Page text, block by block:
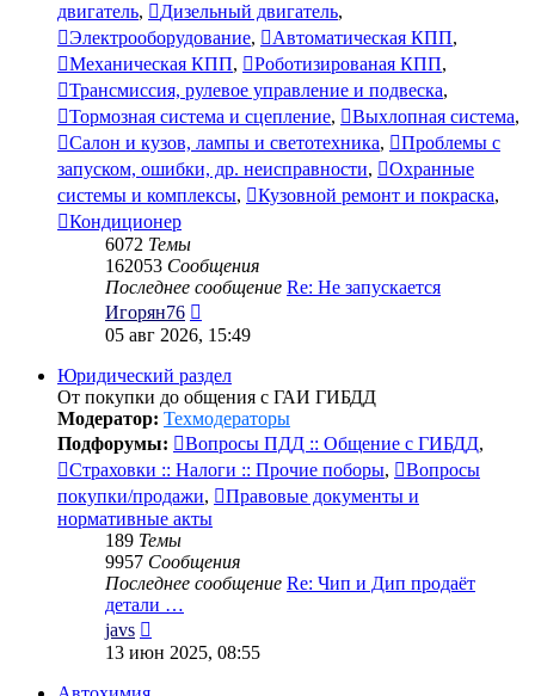
двигатель, Дизельный двигатель,
Электрооборудование, Автоматическая КПП,
Механическая КПП, Роботизированая КПП,
Трансмиссия, рулевое управление и подвеска,
Тормозная система и сцепление, Выхлопная система,
Салон и кузов, лампы и светотехника,
Проблемы с
запуском, ошибки, др. неисправности,
Охранные
системы и комплексы, Кузовной ремонт и покраска,
Кондиционер
6072 Темы
162053 Сообщения
Последнее сообщение Re: Не запускается
Игорян76
к
сообщению
05 авг 2026, 15:49
Юридический раздел
От покупки до общения с ГАИ ГИБДД
Модератор: Техмодераторы
Подфорумы:
Вопросы ПДД :: Общение с ГИБДД,
Страховки :: Налоги :: Прочие поборы,
Вопросы
покупки/продажи,
Правовые документы и
нормативные акты
189 Темы
9957 Сообщения
Последнее сообщение Re: Чип и Дип продаёт
детали …
javs
к
13 июн 2025, 08:55